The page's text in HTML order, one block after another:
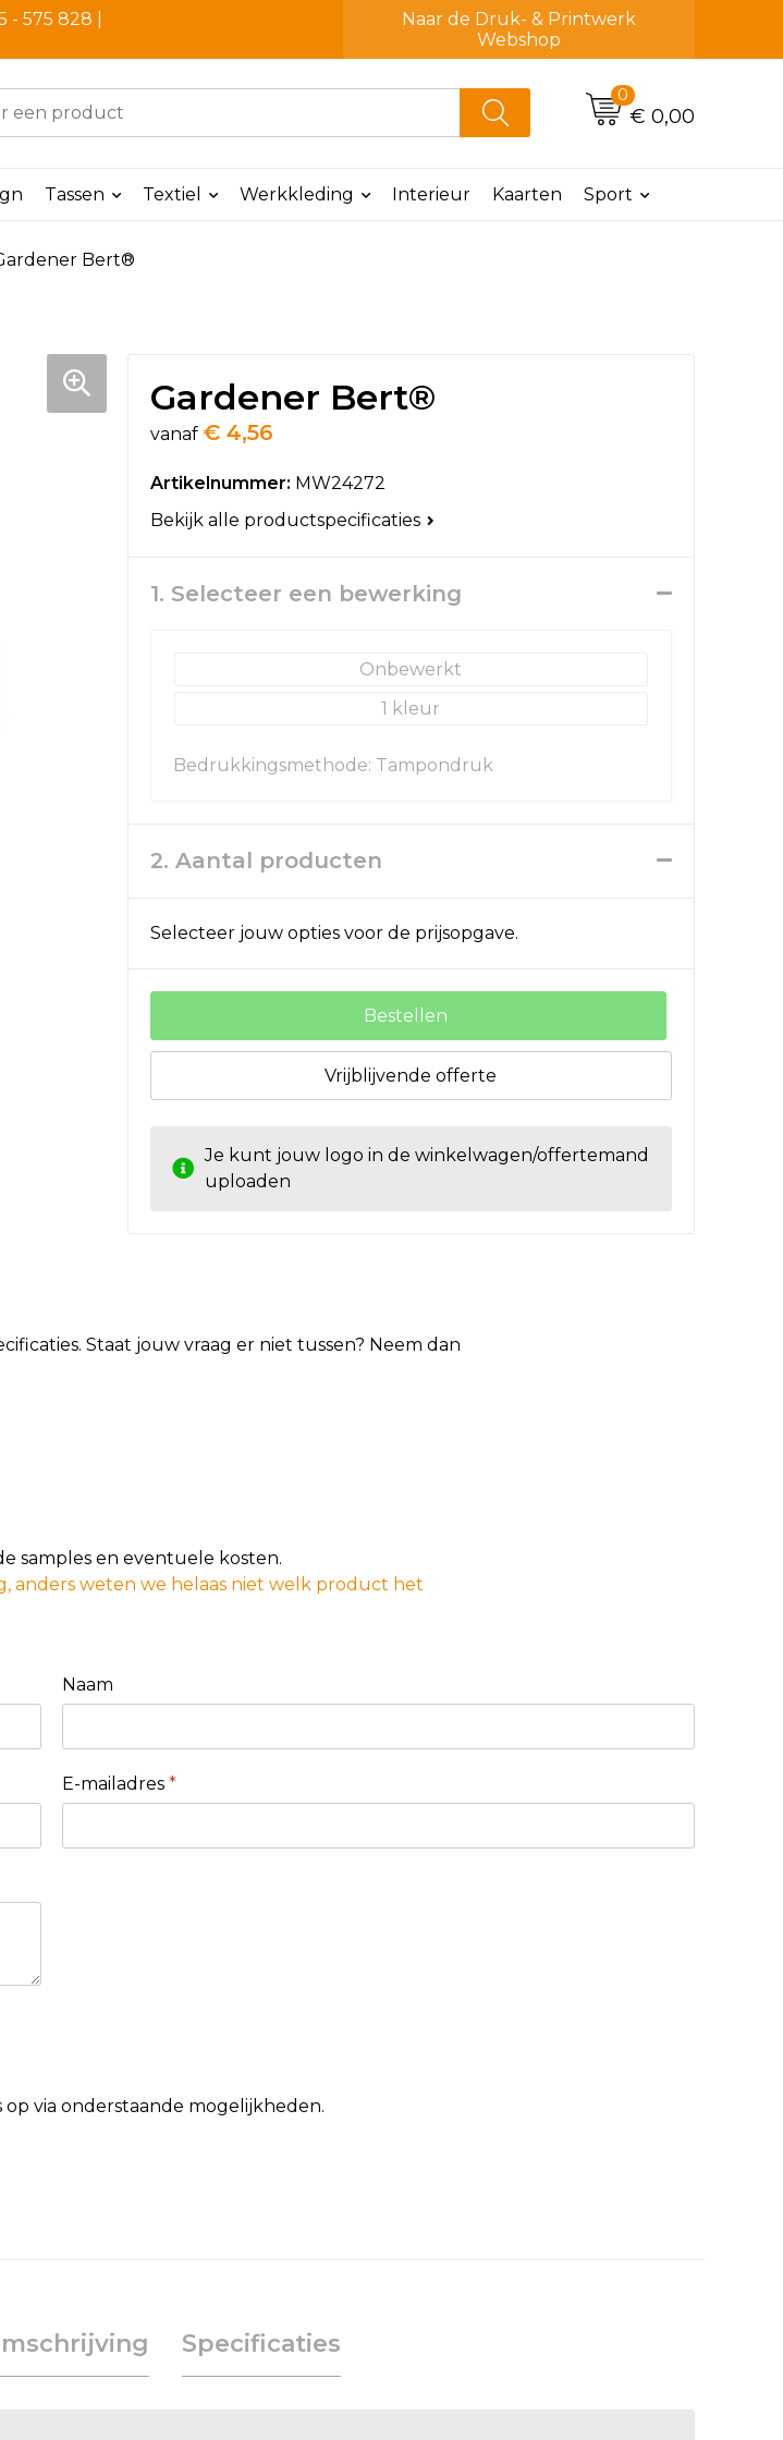
575 828 |
Naar de Druk- & Printwerk
Webshop
0
€ 0,00
Tassen Textiel Werkkleding Interieur Kaarten Sport
Bert®
Gardener Bert®
vanaf € 4,56
Artikelnummer: MW24272
Bekijk alle productspecificaties
1. Selecteer een bewerking
Onbewerkt
1
Bedrukkingsmethode: Tampondruk
2. Aantal producten
Selecteer jouw opties voor de prijsopgave.
Bestellen
Vrijblijvende offerte
Je kunt jouw logo in de winkelwagen/offertemand
uploaden
Staat jouw vraag er niet tussen? Neem dan
samples en eventuele kosten.
anders weten we helaas niet welk product het
Naam
E-mailadres *
via onderstaande mogelijkheden.
Specificaties